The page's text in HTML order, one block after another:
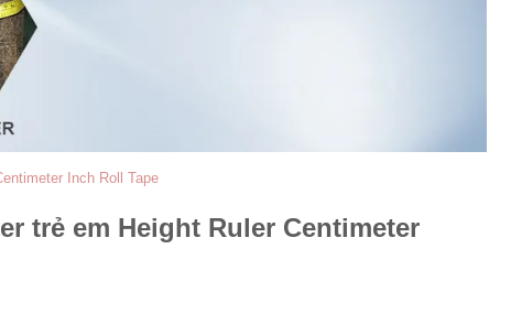
Inch Roll Tape
trẻ em Height Ruler Centimeter